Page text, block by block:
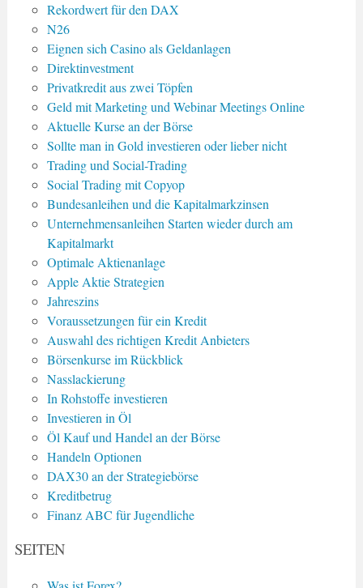
Rekordwert für den DAX
N26
Eignen sich Casino als Geldanlagen
Direktinvestment
Privatkredit aus zwei Töpfen
Geld mit Marketing und Webinar Meetings Online
Aktuelle Kurse an der Börse
Sollte man in Gold investieren oder lieber nicht
Trading und Social-Trading
Social Trading mit Copyop
Bundesanleihen und die Kapitalmarkzinsen
Unternehmensanleihen Starten wieder durch am
Kapitalmarkt
Optimale Aktienanlage
Apple Aktie Strategien
Jahreszins
Voraussetzungen für ein Kredit
Auswahl des richtigen Kredit Anbieters
Börsenkurse im Rückblick
Nasslackierung
In Rohstoffe investieren
Investieren in Öl
Öl Kauf und Handel an der Börse
Handeln Optionen
DAX30 an der Strategiebörse
Kreditbetrug
Finanz ABC für Jugendliche
SEITEN